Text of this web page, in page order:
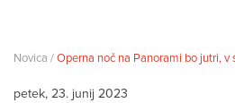
Novica /Operna noč na Panorami bo jutri, v
petek, 23. junij 2023